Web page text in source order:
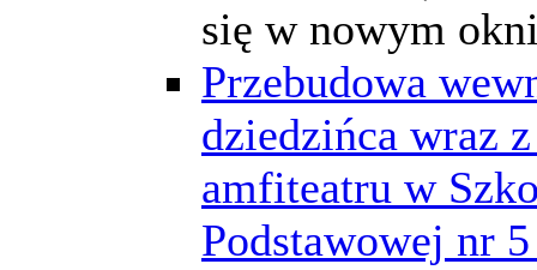
się w nowym
Przebudowa
dziedzińca wraz
amfiteatru w
Podstawowej nr